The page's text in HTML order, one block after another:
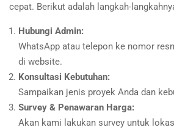
cepat. Berikut adalah langkah-
Hubungi Admin:
WhatsApp atau telepon ke nomor
di website.
Konsultasi Kebutuhan:
Sampaikan jenis proyek Anda dan
Survey & Penawaran Harga:
Akan kami lakukan survey untuk